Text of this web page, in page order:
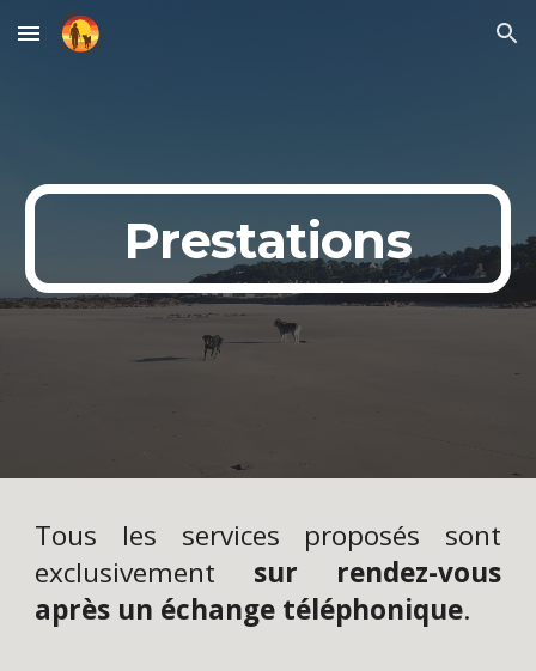
Skip to main content Skip to navigation
Prestations
Tous les services proposés sont
exclusivement sur rendez-vous
après un échange téléphonique.